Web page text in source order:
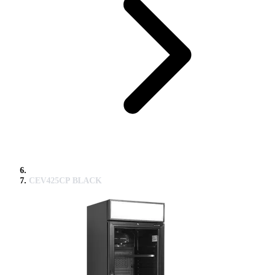
CEV425CP BLACK